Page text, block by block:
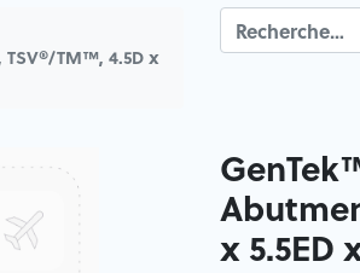
TSV®/TM™, 4.5D x
x 5.5ED